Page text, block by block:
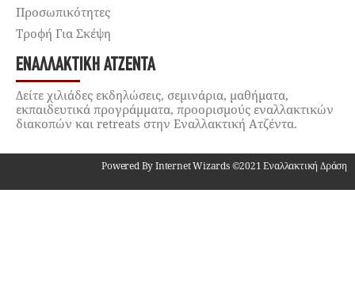
Προσωπικότητες
Τροφή Για Σκέψη
ΕΝΑΛΛΑΚΤΙΚΉ ΑΤΖΈΝΤΑ
Δείτε χιλιάδες εκδηλώσεις, σεμινάρια, μαθήματα,
εκπαιδευτικά προγράμματα, προορισμούς εναλλακτικών
διακοπών και retreats στην Εναλλακτική Ατζέντα.
Powered By Internet Wizards ©2021 Εναλλακτική Δράση